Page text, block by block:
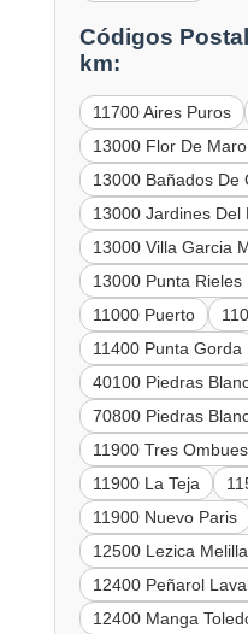
Códigos
km:
11700 Aires Puros
13000 Flor De
13000 Bañados De
13000 Jardines Del
13000 Villa Garcia
13000 Punta Rieles
11000 Puerto
11400 Punta Gorda
40100 Piedras
70800 Piedras
11900 Tres
11900 La Teja
11900 Nuevo Paris
12500 Lezica Melilla
12400 Peñarol
12400 Manga